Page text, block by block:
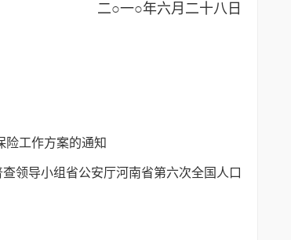
二○一○年六月二十八日
险工作方案的通知
领导小组省公安厅河南省第六次全国人口